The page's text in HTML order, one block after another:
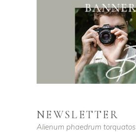
NEWSLETTER
Alienum phaedrum torquatos